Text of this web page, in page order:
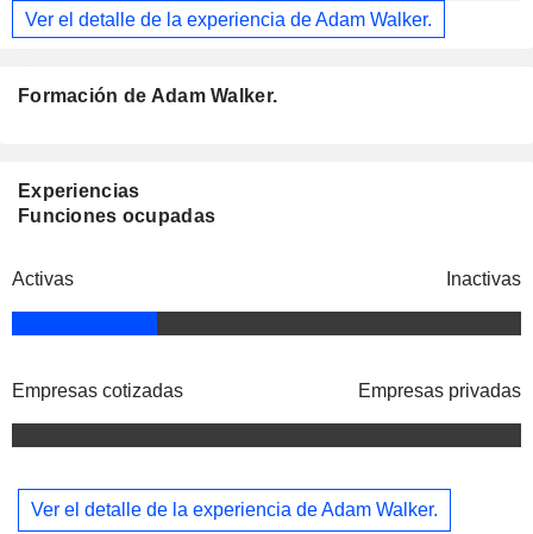
Ver el detalle de la experiencia de Adam Walker.
Formación de Adam Walker.
Experiencias
Funciones ocupadas
Activas Inactivas
Empresas cotizadas Empresas privadas
Ver el detalle de la experiencia de Adam Walker.